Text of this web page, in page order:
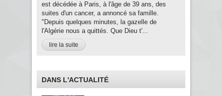
est décédée à Paris, à l'âge de 39 ans, des
suites d'un cancer, a annoncé sa famille.
"Depuis quelques minutes, la gazelle de
l'Algérie nous a quittés. Que Dieu t'...
lire la suite
DANS L'ACTUALITÉ